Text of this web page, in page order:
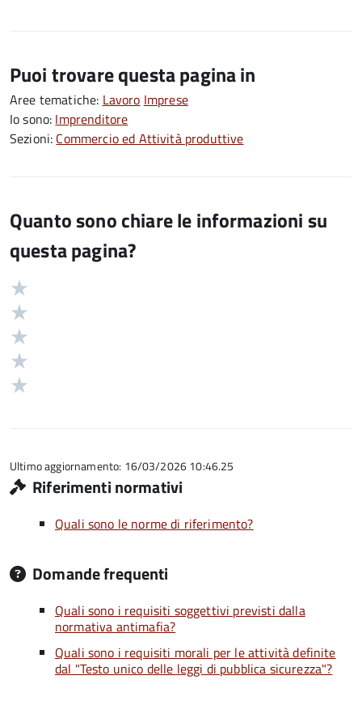
Puoi trovare questa pagina in
Aree tematiche: Lavoro Imprese
Io sono: Imprenditore
Sezioni: Commercio ed Attività produttive
Quanto sono chiare le informazioni su
questa pagina?
Valutazione
5
Ultimo aggiornamento: 16/03/2026 10:46.25
Riferimenti normativi
Quali sono le norme di riferimento?
Domande frequenti
Quali sono i requisiti soggettivi previsti dalla
normativa antimafia?
Quali sono i requisiti morali per le attività definite
dal "Testo unico delle leggi di pubblica sicurezza"?